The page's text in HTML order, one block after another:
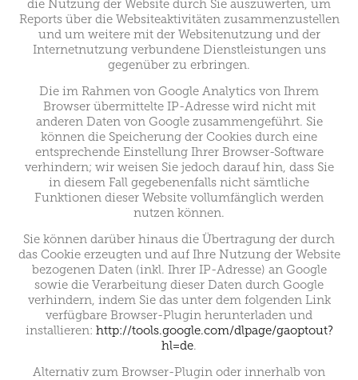
die Nutzung der Website durch Sie auszuwerten, um
Reports über die Websiteaktivitäten zusammenzustellen
und um weitere mit der Websitenutzung und der
Internetnutzung verbundene Dienstleistungen uns
gegenüber zu erbringen.
Die im Rahmen von Google Analytics von Ihrem
Browser übermittelte IP-Adresse wird nicht mit
anderen Daten von Google zusammengeführt. Sie
können die Speicherung der Cookies durch eine
entsprechende Einstellung Ihrer Browser-Software
verhindern; wir weisen Sie jedoch darauf hin, dass Sie
in diesem Fall gegebenenfalls nicht sämtliche
Funktionen dieser Website vollumfänglich werden
nutzen können.
Sie können darüber hinaus die Übertragung der durch
das Cookie erzeugten und auf Ihre Nutzung der Website
bezogenen Daten (inkl. Ihrer IP-Adresse) an Google
sowie die Verarbeitung dieser Daten durch Google
verhindern, indem Sie das unter dem folgenden Link
verfügbare Browser-Plugin herunterladen und
installieren: http://tools.google.com/dlpage/gaoptout?
hl=de.
Alternativ zum Browser-Plugin oder innerhalb von